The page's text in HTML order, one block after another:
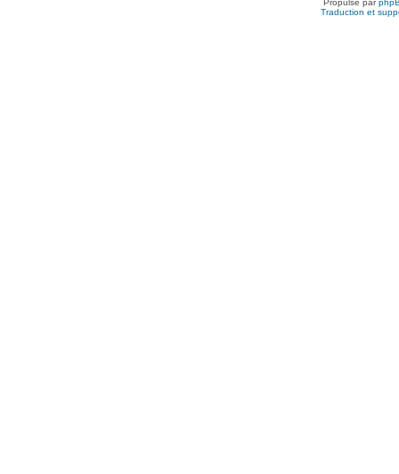
Propulsé par
Traduction et